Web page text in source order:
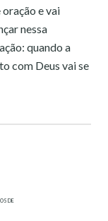
e vai
nessa
quando a
com Deus vai se
DE